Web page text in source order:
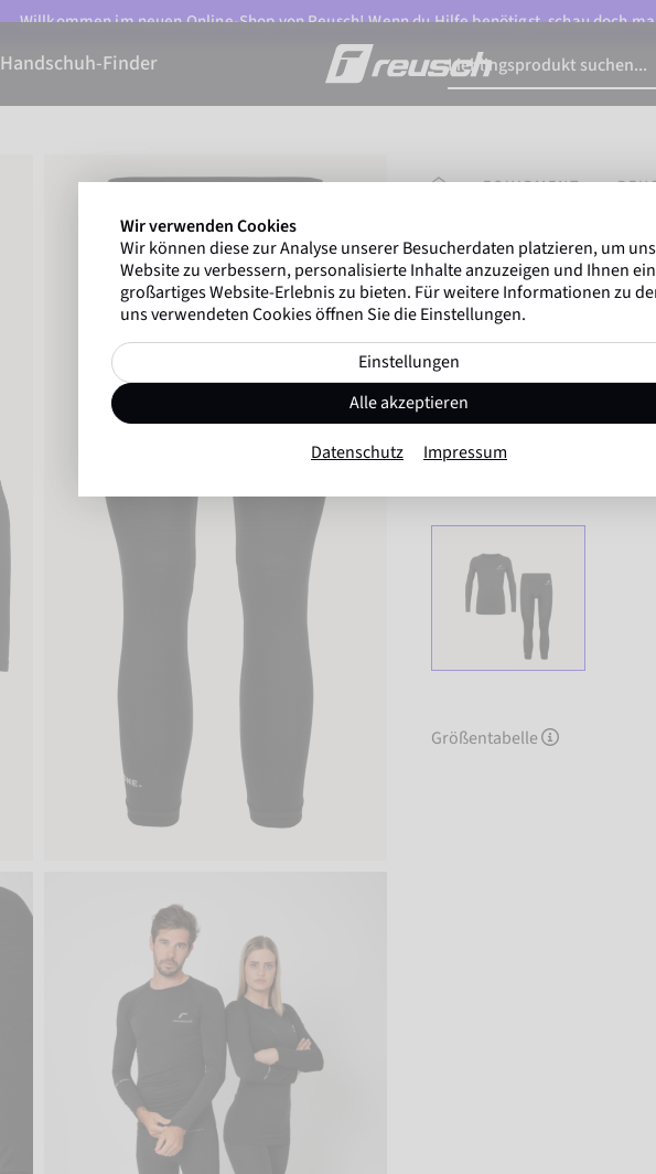
Willkommen im neuen Online-Shop von Reusch! Wenn du Hilfe benötigst, schau doch
Handschuh-Finder
STARTSEITEEQUIPMENT
Marco Odermatt und
Winterathletenweltweit
Reusch
Artikel-Nr. 5140409
Größentabelle
Wir verwenden Cookies
Wir können diese zur Analyse unserer Besucherdaten platzieren, um
Website zu verbessern, personalisierte Inhalte anzuzeigen und Ihnen ein
großartiges Website-Erlebnis zu bieten. Für weitere Informationen zu
uns verwendeten Cookies öffnen Sie die Einstellungen.
Einstellungen
Alle akzeptieren
Datenschutz Impressum